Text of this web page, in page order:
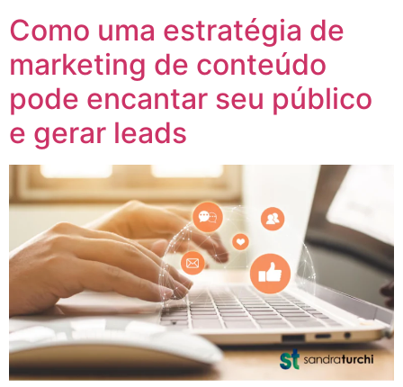
Como uma estratégia de
marketing de conteúdo
pode encantar seu público
e gerar leads